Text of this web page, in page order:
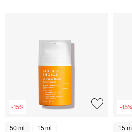
-15%
50 ml 15 ml
-15%
15 ml